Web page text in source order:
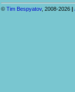
© Tim Bespyatov, 2008-2026